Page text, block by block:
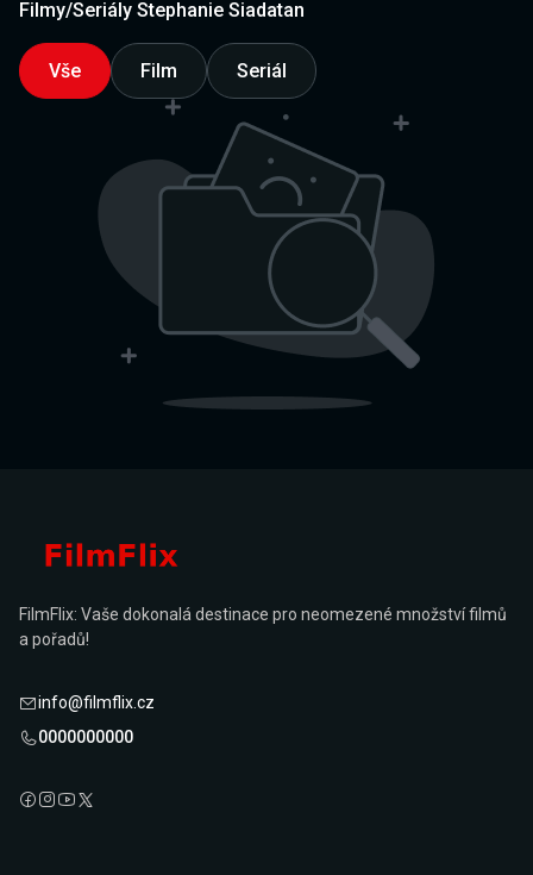
Filmy/Seriály Stephanie Siadatan
Vše Film Seriál
FilmFlix: Vaše dokonalá destinace pro neomezené množství filmů
a pořadů!
info@filmflix.cz
0000000000